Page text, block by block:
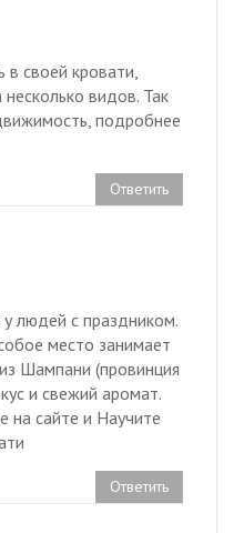
своей кровати,
видов. Так
подробнее
Ответить
людей с праздником.
место занимает
Шампани (провинция
и свежий аромат.
на сайте и Научите
Ответить